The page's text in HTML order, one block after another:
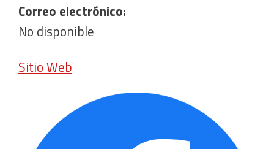
Correo electrónico:
No disponible
Sitio Web